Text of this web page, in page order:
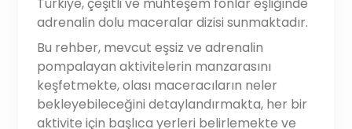
Türkiye, çeşitli ve muhteşem fonlar eşliğinde
adrenalin dolu maceralar dizisi sunmaktadır.
Bu rehber, mevcut eşsiz ve adrenalin
pompalayan aktivitelerin manzarasını
keşfetmekte, olası maceracıların neler
bekleyebileceğini detaylandırmakta, her bir
aktivite için başlıca yerleri belirlemekte ve